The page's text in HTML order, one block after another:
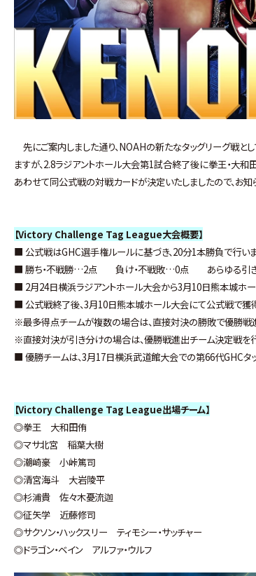
先にご案内しました通り、NOAHの新たなタッグリーグ戦と
ますが、2.8ラジアントホール大会第1試合終了後に拳王・大和
あわせて同公式戦の対戦カードが決定いたしましたので、お知
【Victory Challenge Tag League大会概要】
■ 公式戦はGHC選手権ルールに基づき、20分1本勝負で行いま
■ 勝ち・不戦勝…2点 負け・不戦敗…0点 あらゆる引
■ 2月24日横浜ラジアントホール大会から3月10日熊本城ホー
■ 公式戦終了後、3月10日熊本城ホール大会にて公式戦で獲
※最多得点チームが複数の場合は、直接対決の勝敗で優勝戦
※直接対決が引き分けの場合は、優勝戦進出チーム決定戦を行
■ 優勝チームは、3月17日横浜武道館大会での第66代GHCタッ
【Victory Challenge Tag League出場チーム】
◎拳王 大和田侑
◎マサ北宮 稲葉大樹
◎潮崎豪 小峠篤司
◎清宮海斗 大岩陵平
◎杉浦貴 佐々木憂流迦
◎征矢学 近藤修司
◎サクソン・ハックスリー ティモシー・サッチャー
◎ドラゴン・ベイン アルファ・ウルフ